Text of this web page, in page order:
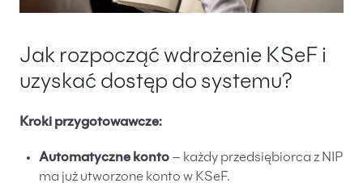
Jak rozpocząć wdrożenie KSeF i
uzyskać dostęp do systemu?
Kroki przygotowawcze:
Automatyczne konto – każdy przedsiębiorca z NIP
ma już utworzone konto w KSeF.